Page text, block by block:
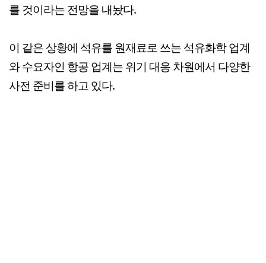
를 것이라는 전망을 내놨다.
이 같은 상황에 석유를 원재료로 쓰는 석유화학 업계
와 수요자인 항공 업계는 위기 대응 차원에서 다양한
사전 준비를 하고 있다.